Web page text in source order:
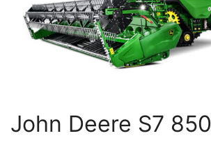
John Deere S7 850